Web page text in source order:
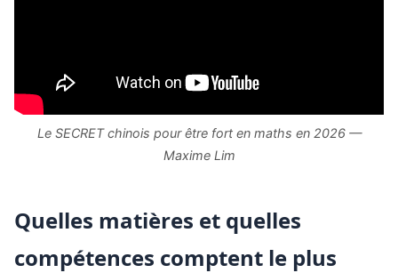
Le SECRET chinois pour être fort en maths en 2026 —
Maxime Lim
Quelles matières et quelles
compétences comptent le plus